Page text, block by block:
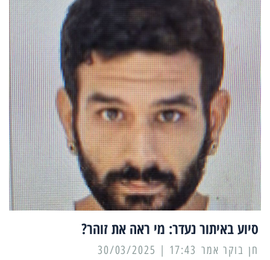
סיוע באיתור נעדר: מי ראה את זוהר?
17:43 | 30/03/2025